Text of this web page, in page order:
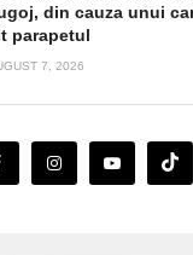
din cauza unui
parapetul
7, 2026